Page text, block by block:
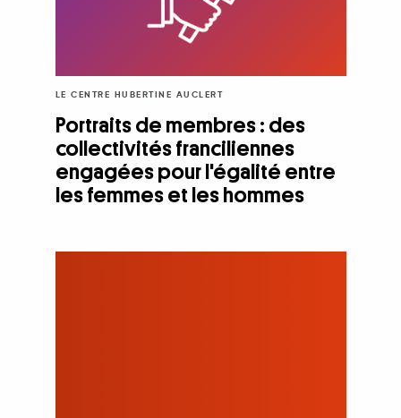
LE CENTRE HUBERTINE AUCLERT
Portraits de membres : des
collectivités franciliennes
engagées pour l'égalité entre
les femmes et les hommes